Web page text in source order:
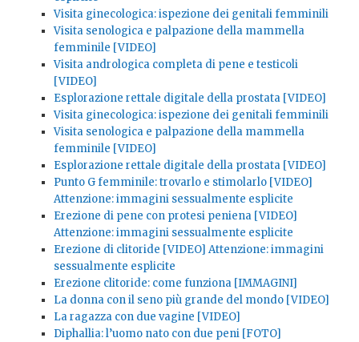
Visita ginecologica: ispezione dei genitali femminili
Visita senologica e palpazione della mammella
femminile [VIDEO]
Visita andrologica completa di pene e testicoli
[VIDEO]
Esplorazione rettale digitale della prostata [VIDEO]
Visita ginecologica: ispezione dei genitali femminili
Visita senologica e palpazione della mammella
femminile [VIDEO]
Esplorazione rettale digitale della prostata [VIDEO]
Punto G femminile: trovarlo e stimolarlo [VIDEO]
Attenzione: immagini sessualmente esplicite
Erezione di pene con protesi peniena [VIDEO]
Attenzione: immagini sessualmente esplicite
Erezione di clitoride [VIDEO] Attenzione: immagini
sessualmente esplicite
Erezione clitoride: come funziona [IMMAGINI]
La donna con il seno più grande del mondo [VIDEO]
La ragazza con due vagine [VIDEO]
Diphallia: l’uomo nato con due peni [FOTO]